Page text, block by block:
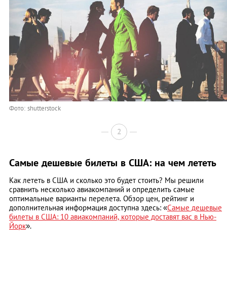
Фото: shutterstock
2
Самые дешевые билеты в США: на чем лететь
Как лететь в США и сколько это будет стоить? Мы решили
сравнить несколько авиакомпаний и определить самые
оптимальные варианты перелета. Обзор цен, рейтинг и
дополнительная информация доступна здесь: «Самые дешевые
билеты в США: 10 авиакомпаний, которые доставят вас в Нью-
Йорк».